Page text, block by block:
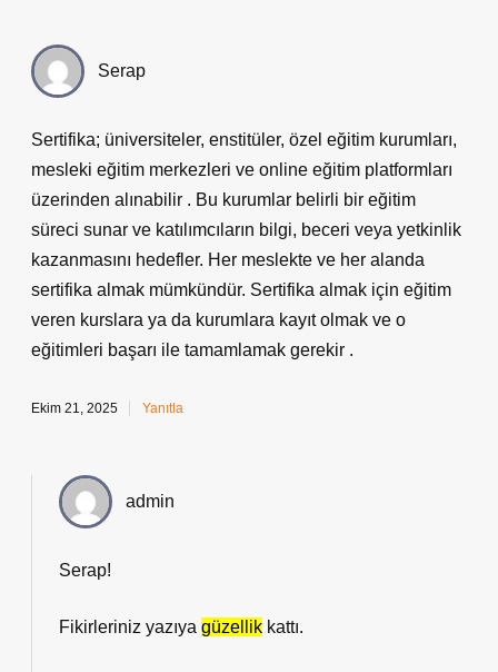
Serap
Sertifika; üniversiteler, enstitüler, özel eğitim kurumları,
mesleki eğitim merkezleri ve online eğitim platformları
üzerinden alınabilir . Bu kurumlar belirli bir eğitim
süreci sunar ve katılımcıların bilgi, beceri veya yetkinlik
kazanmasını hedefler. Her meslekte ve her alanda
sertifika almak mümkündür. Sertifika almak için eğitim
veren kurslara ya da kurumlara kayıt olmak ve o
eğitimleri başarı ile tamamlamak gerekir .
Ekim 21, 2025 Yanıtla
admin
Serap!
Fikirleriniz yazıya güzellik kattı.